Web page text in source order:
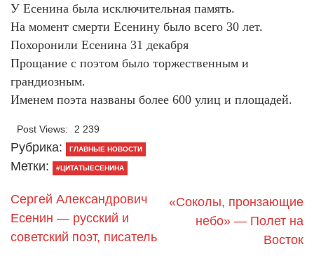
У Есенина была исключительная память.
На момент смерти Есенину было всего 30 лет.
Похоронили Есенина 31 декабря
Прощание с поэтом было торжественным и
грандиозным.
Именем поэта названы более 600 улиц и площадей.
Post Views: 2 239
Рубрика: ГЛАВНЫЕ НОВОСТИ
Метки: #ЦИТАТЫЕСЕНИНА
Сергей Александрович
Есенин — русский и
советский поэт, писатель
«Соколы, пронзающие
небо» — Полет на
Восток